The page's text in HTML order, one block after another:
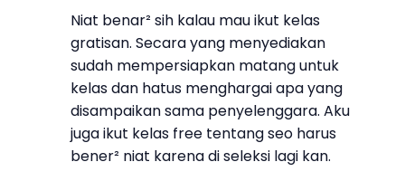
Niat benar² sih kalau mau ikut kelas
gratisan. Secara yang menyediakan
sudah mempersiapkan matang untuk
kelas dan hatus menghargai apa yang
disampaikan sama penyelenggara. Aku
juga ikut kelas free tentang seo harus
bener² niat karena di seleksi lagi kan.